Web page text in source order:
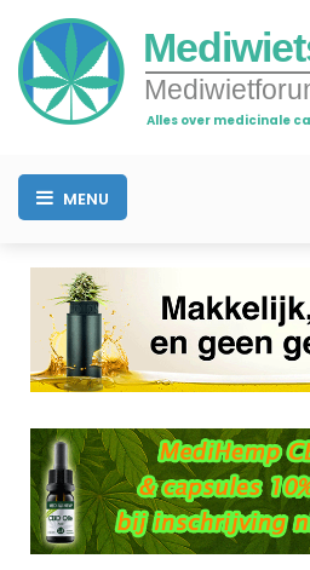
Alles over medicinale
MENU